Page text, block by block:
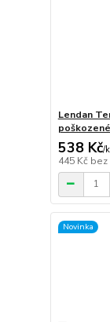
Lendan
538 Kč/
445 Kč bez
Novinka